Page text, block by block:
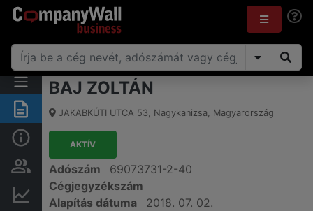
Összegzés
Alap információk
Személyek és tulajdonjog
Pénzügyi információk
BAJ ZOLTÁN
JAKABKÚTI UTCA 53, Nagykanizsa, Magyarország
AKTÍV
Adószám
69073731-2-40
Cégjegyzékszám
Alapítás dátuma
2018. 07. 02.